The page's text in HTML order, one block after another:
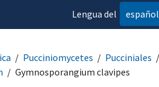
Lengua del
español
Pucciniomycetes Pucciniales
Gymnosporangium clavipes